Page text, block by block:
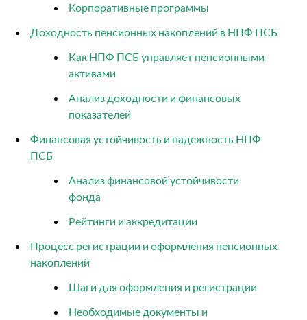
Корпоративные программы
Доходность пенсионных накоплений в НПФ ПСБ
Как НПФ ПСБ управляет пенсионными
активами
Анализ доходности и финансовых
показателей
Финансовая устойчивость и надежность НПФ
ПСБ
Анализ финансовой устойчивости
фонда
Рейтинги и аккредитации
Процесс регистрации и оформления пенсионных
накоплений
Шаги для оформления и регистрации
Необходимые документы и